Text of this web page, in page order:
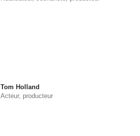
Tom Holland
Acteur, producteur